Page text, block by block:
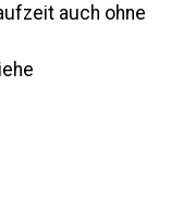
auch ohne